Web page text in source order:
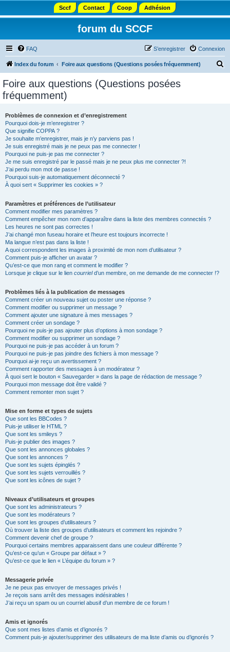
Sccf Contact Coop Adhésion
forum du SCCF
FAQ Connexion
S’enregistrer
Index du forum Foire aux questions (Questions posées fréquemment)
Foire aux questions (Questions posées
fréquemment)
Problèmes de connexion et d’enregistrement
Pourquoi dois-je m’enregistrer ?
Que signifie COPPA ?
Je souhaite m’enregistrer, mais je n’y parviens pas !
Je suis enregistré mais je ne peux pas me connecter !
Pourquoi ne puis-je pas me connecter ?
Je me suis enregistré par le passé mais je ne peux plus me connecter ?!
J’ai perdu mon mot de passe !
Pourquoi suis-je automatiquement déconnecté ?
À quoi sert « Supprimer les cookies » ?
Paramètres et préférences de l’utilisateur
Comment modifier mes paramètres ?
Comment empêcher mon nom d’apparaître dans la liste des membres connectés ?
Les heures ne sont pas correctes !
J’ai changé mon fuseau horaire et l’heure est toujours incorrecte !
Ma langue n’est pas dans la liste !
A quoi correspondent les images à proximité de mon nom d’utilisateur ?
Comment puis-je afficher un avatar ?
Qu’est-ce que mon rang et comment le modifier ?
Lorsque je clique sur le lien courrield’un membre, on me demande de me connecter !?
Problèmes liés à la publication de messages
Comment créer un nouveau sujet ou poster une réponse ?
Comment modifier ou supprimer un message ?
Comment ajouter une signature à mes messages ?
Comment créer un sondage ?
Pourquoi ne puis-je pas ajouter plus d’options à mon sondage ?
Comment modifier ou supprimer un sondage ?
Pourquoi ne puis-je pas accéder à un forum ?
Pourquoi ne puis-je pas joindre des fichiers à mon message ?
Pourquoi ai-je reçu un avertissement ?
Comment rapporter des messages à un modérateur ?
À quoi sert le bouton « Sauvegarder » dans la page de rédaction de message ?
Pourquoi mon message doit être validé ?
Comment remonter mon sujet ?
Mise en forme et types de sujets
Que sont les BBCodes ?
Puis-je utiliser le HTML ?
Que sont les smileys ?
Puis-je publier des images ?
Que sont les annonces globales ?
Que sont les annonces ?
Que sont les sujets épinglés ?
Que sont les sujets verrouillés ?
Que sont les icônes de sujet ?
Niveaux d’utilisateurs et groupes
Que sont les administrateurs ?
Que sont les modérateurs ?
Que sont les groupes d’utilisateurs ?
Où trouver la liste des groupes d’utilisateurs et comment les rejoindre ?
Comment devenir chef de groupe ?
Pourquoi certains membres apparaissent dans une couleur différente ?
Qu’est-ce qu’un « Groupe par défaut » ?
Qu’est-ce que le lien « L’équipe du forum » ?
Messagerie privée
Je ne peux pas envoyer de messages privés !
Je reçois sans arrêt des messages indésirables !
J’ai reçu un spam ou un courriel abusif d’un membre de ce forum !
Amis et ignorés
Que sont mes listes d’amis et d’ignorés ?
Comment puis-je ajouter/supprimer des utilisateurs de ma liste d’amis ou d’ignorés ?